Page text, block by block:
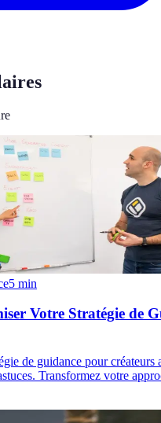
5 min
Votre Stratégie de
de guidance pour créateurs
Transformez votre